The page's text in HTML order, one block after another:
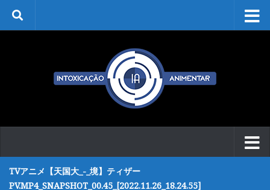
Skip to content
TVアニメ【天国大_-_境】ティザー
PV.MP4_SNAPSHOT_00.45_[2022.11.26_18.24.55]